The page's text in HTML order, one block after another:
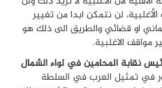
لن نتمكن ابدا من تغيير
او قضائي والطريق الى ذلك هو
مواقف الاغلبية.
نقابة المحامين في لواء الشمال
في تمثيل العرب في السلطة